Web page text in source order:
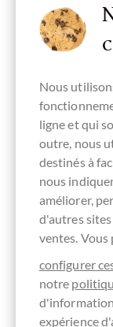
Accessoire
Nous
ligne et qui
outre, nous
destinés à
nous
améliorer,
d'autres
ventes. Vous
configurer
notre
expérience